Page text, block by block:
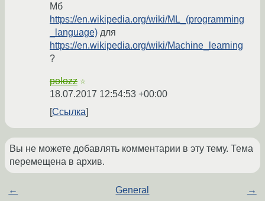
Мб
https://en.wikipedia.org/wiki/ML_(programming
_language) для
https://en.wikipedia.org/wiki/Machine_learning
?
polozz ☆
18.07.2017 12:54:53 +00:00
Ссылка
Вы не можете добавлять комментарии в эту тему. Тема
перемещена в архив.
← General →